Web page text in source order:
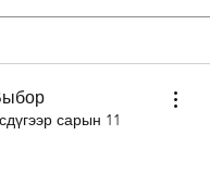
сарын 11